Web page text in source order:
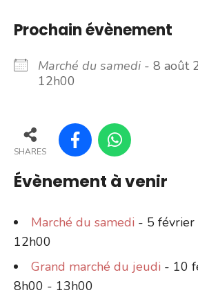
Prochain évènement
Marché du samedi - 8 août
12h00
SHARES
Évènement à venir
Marché du samedi - 5
12h00
Grand marché du jeudi - 10
8h00 - 13h00